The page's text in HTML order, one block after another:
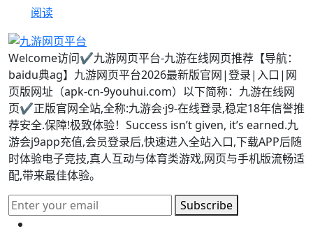
阅读
Welcome访问✔九游网页平台-九游在线网页推荐【导航：
baidu典ag】九游网页平台2026最新版官网|登录|入口|网
页版网址（apk-cn-9youhui.com）以下简称：九游在线网
页✔正版官网全站,全称:九游会·j9-在线登录,稳定18年信誉推
荐安全.保障!极致体验！Success isn’t given, it’s earned.九
游会j9app充值,会员登录后,快速进入全站入口,下载APP后随
时体验电子竞技,真人互动与体育类游戏,网页与手机版流畅适
配,带来最佳体验。
Subscribe